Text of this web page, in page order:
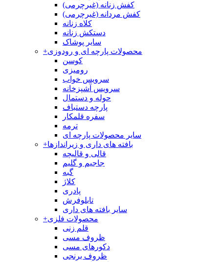
کفش زنانه (غیرچرمی)
کفش مردانه (غیرچرمی)
کلاه زنانه
دستکش زنانه
سایر پوشاک
+محصولات پارچه ای و رودوزی
کوسن
رومیزی
سرویس خواب
سرویس آشپزخانه
حوله و دستمال
پارچه دستباف
سفره قلمکار
ترمه
سایر محصولات پارچه ای
+بافته های داری و زیراندازها
قالی و قالیچه
جاجیم و گلیم
گبه
کلاژ
پادری
تابلوفرش
سایر بافته های داری
+محصولات فلزی
قلم زنی
ظروف مسی
دکورهای مسی
ظروف برنجی